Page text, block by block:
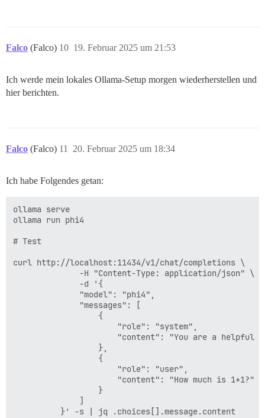
Falco (Falco) 19. Februar 2025 um 21:53
10
Ich werde mein lokales Ollama-Setup morgen wiederherstellen und
hier berichten.
Falco (Falco) 20. Februar 2025 um 18:34
11
Ich habe Folgendes getan:
ollama serve
ollama run phi4
# Test
curl http://localhost:11434/v1/chat/completions \
              -H "Content-Type: application/json" \
              -d '{
              "model": "phi4",
              "messages": [
                  {
                      "role": "system",
"content": "You are a helpful
                  },
                  {
                      "role": "user",
                      "content": "How much is 1+1?"
                  }
              ]
          }' -s | jq .choices[].message.content